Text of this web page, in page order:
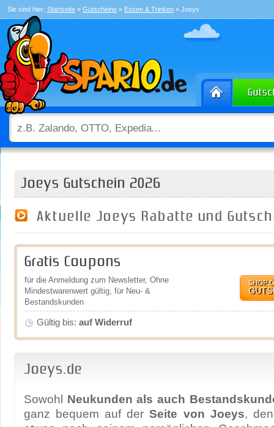
Sie sind hier: Startseite » Gutscheine » Essen & Trinken » Joeys
Joeys Gutschein 2026
Aktuelle Joeys Rabatte und
Gratis Coupons
für die Anmeldung zum Newsletter, Ohne
Mindestwarenwert gültig, für Neu- &
Bestandskunden
SHOP
Gültig bis: auf Widerruf
Joeys.de
Sowohl Neukunden als auch
ganz bequem auf derSeite von Joeys,